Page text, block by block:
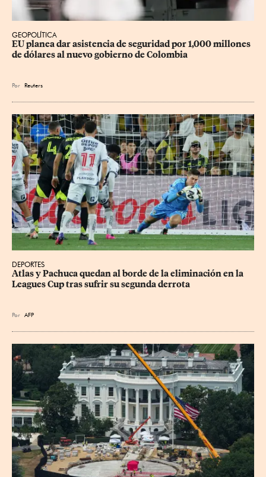
GEOPOLÍTICA
EU planea dar asistencia de seguridad por 1,000 millones
de dólares al nuevo gobierno de Colombia
Por Reuters
DEPORTES
Atlas y Pachuca quedan al borde de la eliminación en la
Leagues Cup tras sufrir su segunda derrota
Por AFP